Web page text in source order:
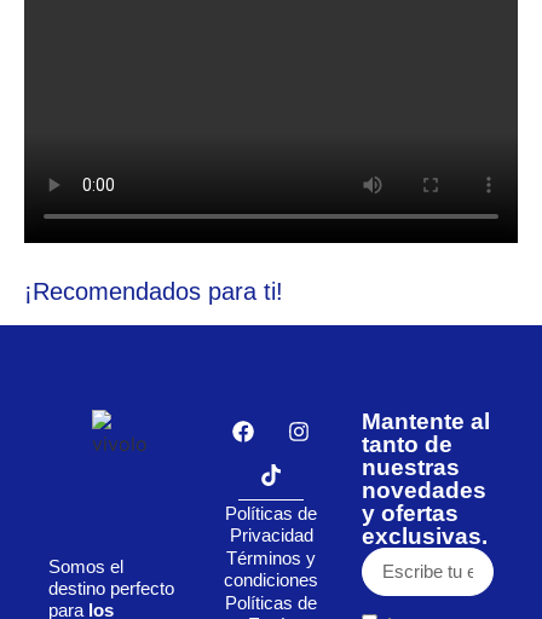
¡Recomendados para ti!
Mantente al
tanto de
nuestras
novedades
y ofertas
exclusivas.
Políticas de
Privacidad
Términos y
condiciones
Políticas de
Somos el
destino perfecto
para los